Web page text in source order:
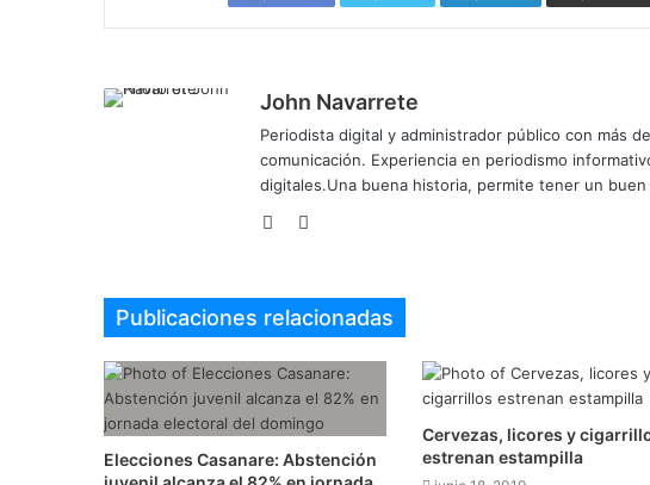
John Navarrete
Periodista digital y administrador público con más
comunicación. Experiencia en periodismo
digitales.Una buena historia, permite tener un
SitioTwitter
Publicaciones relacionadas
Elecciones Casanare: Abstención
Cervezas, licores y
estrenan estampilla